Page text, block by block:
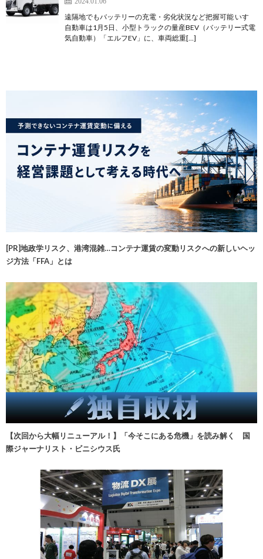
遠隔地でもバッテリーの充電・劣化状況など把握可能 いすゞ
自動車は1月5日、小型トラックの量産BEV（バッテリー式電
気自動車）「エルフEV」に、車両総重[…]
[PR]地政学リスク、港湾混雑…コンテナ運賃の変動リスクへの新しいヘッ
ジ方法「FFA」とは
【次回から大幅リニューアル！】「今そこにある危機」を読み解く 国
際ジャーナリスト・ビニシウス氏